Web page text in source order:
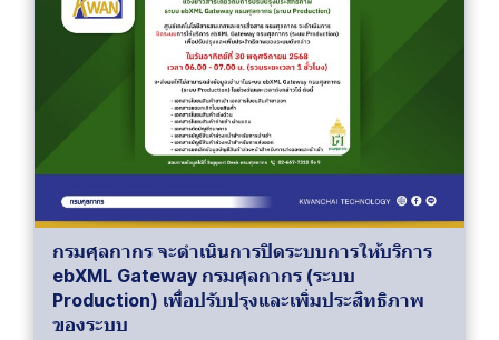
กรมศุลกากร จะดำเนินการปิดระบบการให้บริการ
ebXML Gateway กรมศุลกากร (ระบบ
Production) เพื่อปรับปรุงและเพิ่มประสิทธิภาพ
ของระบบ